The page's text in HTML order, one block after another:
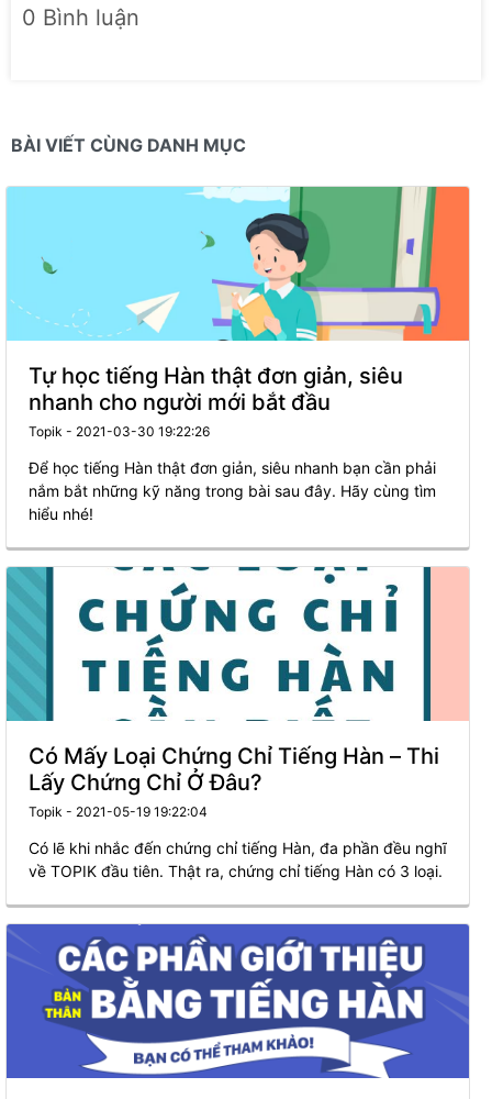
0 Bình luận
BÀI VIẾT CÙNG DANH MỤC
Tự học tiếng Hàn thật đơn giản, siêu
nhanh cho người mới bắt đầu
Topik - 2021-03-30 19:22:26
Để học tiếng Hàn thật đơn giản, siêu nhanh bạn cần phải
nắm bắt những kỹ năng trong bài sau đây. Hãy cùng tìm
hiểu nhé!
Có Mấy Loại Chứng Chỉ Tiếng Hàn – Thi
Lấy Chứng Chỉ Ở Đâu?
Topik - 2021-05-19 19:22:04
Có lẽ khi nhắc đến chứng chỉ tiếng Hàn, đa phần đều nghĩ
về TOPIK đầu tiên. Thật ra, chứng chỉ tiếng Hàn có 3 loại.